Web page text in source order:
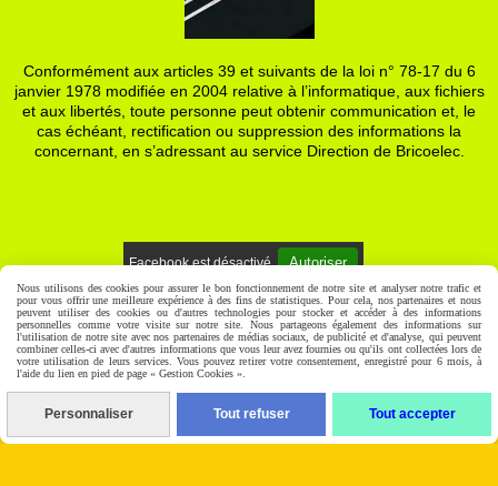
Conformément aux articles 39 et suivants de la loi n° 78-17 du 6
janvier 1978 modifiée en 2004 relative à l’informatique, aux fichiers
et aux libertés, toute personne peut obtenir communication et, le
cas échéant, rectification ou suppression des informations la
concernant, en s’adressant au service Direction de Bricoelec.
Facebook est désactivé. Autoriser
Mentions Légales Gestion cookies Mon Compte
Nous utilisons des cookies pour assurer le bon fonctionnement de notre site et analyser notre trafic et
pour vous offrir une meilleure expérience à des fins de statistiques. Pour cela, nos partenaires et nous
peuvent utiliser des cookies ou d'autres technologies pour stocker et accéder à des informations
personnelles comme votre visite sur notre site. Nous partageons également des informations sur
l'utilisation de notre site avec nos partenaires de médias sociaux, de publicité et d'analyse, qui peuvent
combiner celles-ci avec d'autres informations que vous leur avez fournies ou qu'ils ont collectées lors de
votre utilisation de leurs services. Vous pouvez retirer votre consentement, enregistré pour 6 mois, à
l'aide du lien en pied de page « Gestion Cookies ».
Personnaliser Tout refuser Tout accepter